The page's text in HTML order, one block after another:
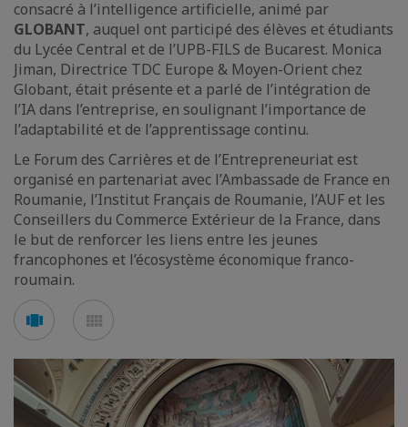
consacré à l’intelligence artificielle, animé par
GLOBANT, auquel ont participé des élèves et étudiants
du Lycée Central et de l’UPB-FILS de Bucarest. Monica
Jiman, Directrice TDC Europe & Moyen-Orient chez
Globant, était présente et a parlé de l’intégration de
l’IA dans l’entreprise, en soulignant l’importance de
l’adaptabilité et de l’apprentissage continu.
Le Forum des Carrières et de l’Entrepreneuriat est
organisé en partenariat avec l’Ambassade de France en
Roumanie, l’Institut Français de Roumanie, l’AUF et les
Conseillers du Commerce Extérieur de la France, dans
le but de renforcer les liens entre les jeunes
francophones et l’écosystème économique franco-
roumain.
Voir
en
carousel
en
mosaïque